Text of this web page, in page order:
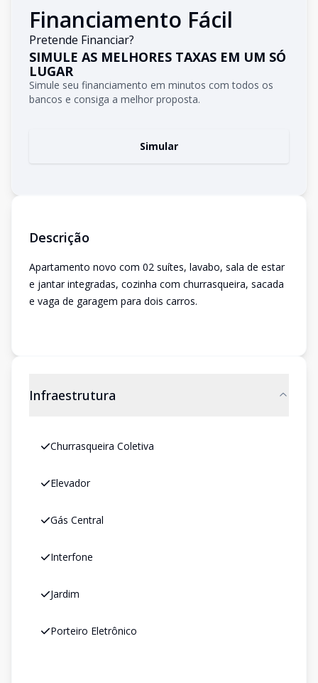
Financiamento Fácil
Pretende Financiar?
SIMULE AS MELHORES TAXAS EM UM SÓ
LUGAR
Simule seu financiamento em minutos com todos os
bancos e consiga a melhor proposta.
Simular
Descrição
Apartamento novo com 02 suítes, lavabo, sala de estar
e jantar integradas, cozinha com churrasqueira, sacada
e vaga de garagem para dois carros.
Infraestrutura
Churrasqueira Coletiva
Elevador
Gás Central
Interfone
Jardim
Porteiro Eletrônico